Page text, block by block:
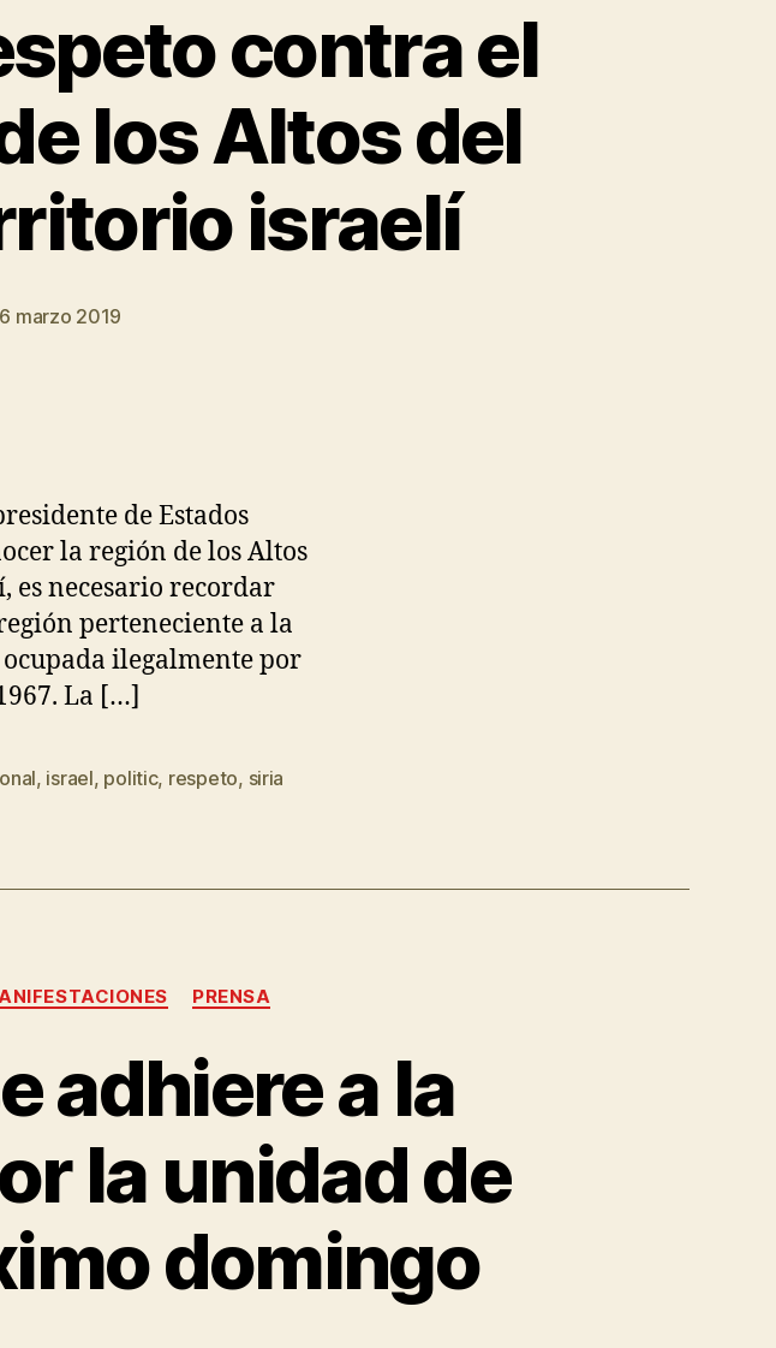
contra el
los Altos del
israelí
marzo 2019
de Estados
la región de los Altos
es necesario recordar
perteneciente a la
ilegalmente por
La […]
, israel, politic, respeto, siria
PRENSA
adhiere a la
la unidad de
domingo